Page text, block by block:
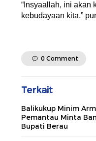
“Insyaallah, ini akan
kebudayaan kita,”
0 Comment
Terkait
Balikukup Minim
Pemantau Minta
Bupati Berau